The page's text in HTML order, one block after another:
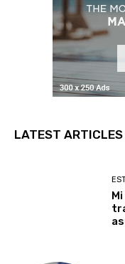
LATEST ARTICLES